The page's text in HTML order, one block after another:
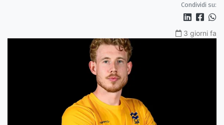
Condividi su:
3 giorni fa